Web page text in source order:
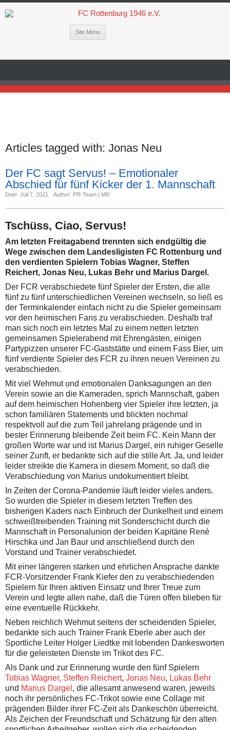
Site Menu
Articles tagged with: Jonas Neu
Der FC sagt Servus! – Emotionaler
Abschied für fünf Kicker der 1. Mannschaft
Date: Juli 7, 2021 Author: PR-Team | MR
Tschüss, Ciao, Servus!
Am letzten Freitagabend trennten sich endgültig die
Wege zwischen dem Landesligisten FC Rottenburg und
den verdienten Spielern Tobias Wagner, Steffen
Reichert, Jonas Neu, Lukas Behr und Marius Dargel.
Der FCR verabschiedete fünf Spieler der Ersten, die alle
fünf zu fünf unterschiedlichen Vereinen wechseln, so ließ es
der Terminkalender einfach nicht zu die Spieler gemeinsam
vor den heimischen Fans zu verabschieden. Deshalb traf
man sich noch ein letztes Mal zu einem netten letzten
gemeinsamen Spielerabend mit Ehrengästen, einigen
Partypizzen unserer FC-Gaststätte und einem Fass Bier, um
fünf verdiente Spieler des FCR zu ihren neuen Vereinen zu
verabschieden.
Mit viel Wehmut und emotionalen Danksagungen an den
Verein sowie an die Kameraden, sprich Mannschaft, gaben
auf dem heimischen Hohenberg vier Spieler ihre letzten, ja
schon familiären Statements und blickten nochmal
respektvoll auf die zum Teil jahrelang prägende und in
bester Erinnerung bleibende Zeit beim FC. Kein Mann der
großen Worte war und ist Marius Dargel, ein ruhiger Geselle
seiner Zunft, er bedankte sich auf die stille Art. Ja, und leider
leider streikte die Kamera in diesem Moment, so daß die
Verabschiedung von Marius undokumentiert bleibt.
In Zeiten der Corona-Pandemie läuft leider vieles anders.
So wurden die Spieler in diesem letzten Treffen des
bisherigen Kaders nach Einbruch der Dunkelheit und einem
schweißtreibenden Training mit Sonderschicht durch die
Mannschaft in Personalunion der beiden Kapitäne René
Hirschka und Jan Baur und anschließend durch den
Vorstand und Trainer verabschiedet.
Mit einer längeren starken und ehrlichen Ansprache dankte
FCR-Vorsitzender Frank Kiefer den zu verabschiedenden
Spielern für Ihren aktiven Einsatz und Ihrer Treue zum
Verein und legte allen nahe, daß die Türen offen blieben für
eine eventuelle Rückkehr.
Neben reichlich Wehmut seitens der scheidenden Spieler,
bedankte sich auch Trainer Frank Eberle aber auch der
Sportliche Leiter Holger Liedtke mit lobenden Dankesworten
für die geleisteten Dienste im Trikot des FC.
Als Dank und zur Erinnerung wurde den fünf Spielern
Tobias Wagner, Steffen Reichert, Jonas Neu, Lukas Behr
und Marius Dargel , die allesamt anwesend waren, jeweils
noch ihr persönliches FC-Trikot sowie eine Collage mit
prägenden Bilder ihrer FC-Zeit als Dankeschön überreicht.
Als Zeichen der Freundschaft und Schätzung für den alten